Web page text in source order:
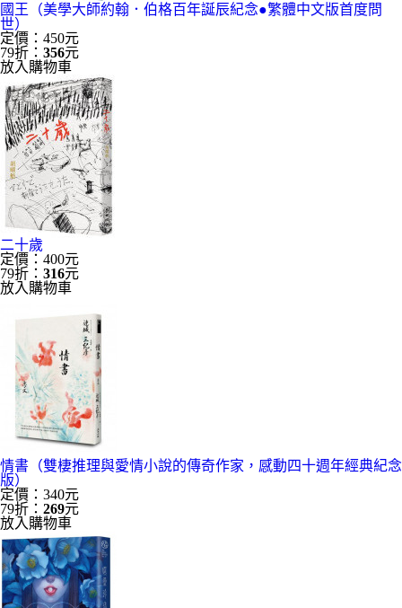
國王（美學大師約翰．伯格百年誕辰紀念●繁體中文版首度問
世）
定價：450元
79折： 356元
放入購物車
二十歲
定價：400元
79折： 316元
放入購物車
情書（雙棲推理與愛情小說的傳奇作家，感動四十週年經典紀念
版）
定價：340元
79折： 269元
放入購物車